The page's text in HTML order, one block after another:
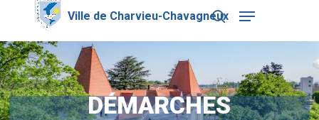
content
search
Menu
DÉMARCHES
Close